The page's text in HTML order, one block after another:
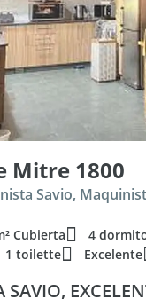
Mitre 1800
Savio,
Cubierta 4
1 toilette Excelente